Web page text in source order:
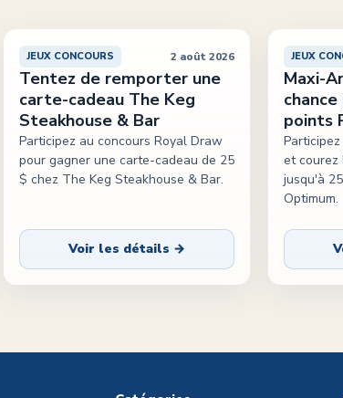
JEUX CONCOURS 2 août 2026
Tentez de remporter une
carte-cadeau The Keg
Steakhouse & Bar
Participez au concours Royal Draw
pour gagner une carte-cadeau de 25
$ chez The Keg Steakhouse & Bar.
Voir les détails →
JEUX
Maxi-
points
et courez
jusqu'à
Optimum.